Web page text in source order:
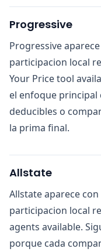
Progressive
Progressive
participacion local
Your Price tool
el enfoque
deducibles o
la prima final.
Allstate
Allstate aparece
participacion local
agents available.
porque cada